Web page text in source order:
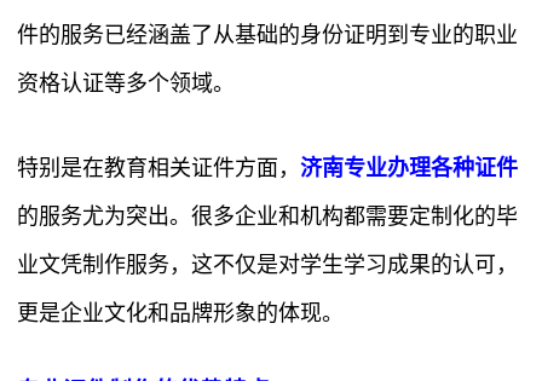
件的服务已经涵盖了从基础的身份证明到专业的职业
资格认证等多个领域。
特别是在教育相关证件方面， 济南专业办理各种证件
的服务尤为突出。很多企业和机构都需要定制化的毕
业文凭制作服务，这不仅是对学生学习成果的认可，
更是企业文化和品牌形象的体现。